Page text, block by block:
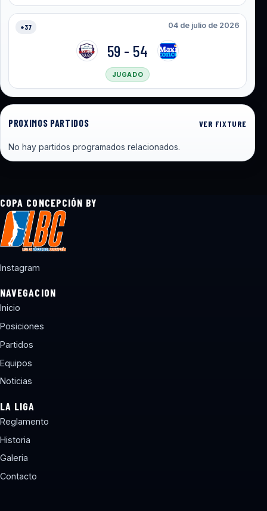
+37 04 de julio de 2026
59 - 54
JUGADO
PROXIMOS PARTIDOS VER FIXTURE
No hay partidos programados relacionados.
COPA CONCEPCIÓN BY
Instagram
NAVEGACION
Inicio
Posiciones
Partidos
Equipos
Noticias
LA LIGA
Reglamento
Historia
Galeria
Contacto